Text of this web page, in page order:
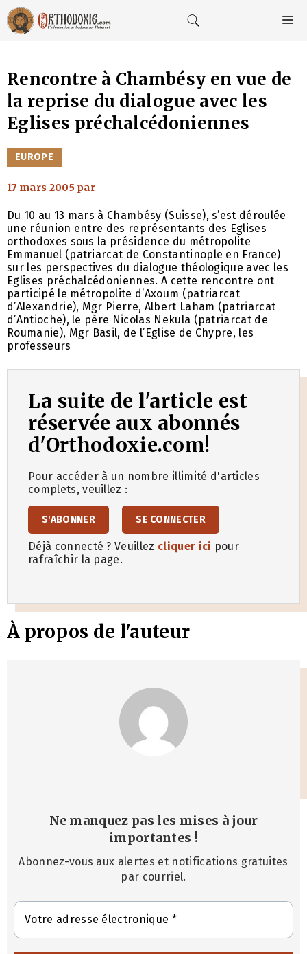
Aller
au
contenu
Rencontre à Chambésy en vue de
la reprise du dialogue avec les
Eglises préchalcédoniennes
CATÉGORIES
EUROPE
17 mars 2005 par
Du 10 au 13 mars à Chambésy (Suisse), s’est déroulée
une réunion entre des représentants des Eglises
orthodoxes sous la présidence du métropolite
Emmanuel (patriarcat de Constantinople en France)
sur les perspectives du dialogue théologique avec les
Eglises préchalcédoniennes. A cette rencontre ont
participé le métropolite d’Axoum (patriarcat
d’Alexandrie), Mgr Pierre, Albert Laham (patriarcat
d’Antioche), le père Nicolas Nekula (patriarcat de
Roumanie), Mgr Basil, de l’Eglise de Chypre, les
professeurs
La suite de l'article est
réservée aux abonnés
d'Orthodoxie.com!
Pour accéder à un nombre illimité d'articles
complets, veuillez :
S'ABONNER SE CONNECTER
Déjà connecté ? Veuillez cliquer ici pour
rafraîchir la page.
À propos de l'auteur
Ne manquez pas les mises à jour
importantes !
Abonnez-vous aux alertes et notifications gratuites
par courriel.